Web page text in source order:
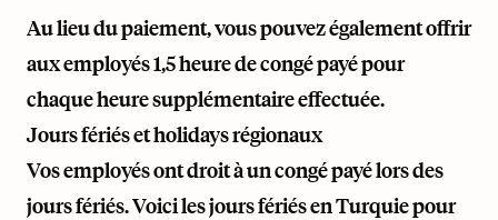
Au lieu du paiement, vous pouvez également offrir
aux employés 1,5 heure de congé payé pour
chaque heure supplémentaire effectuée.
Jours fériés et holidays régionaux
Vos employés ont droit à un congé payé lors des
jours fériés. Voici les jours fériés en Turquie pour